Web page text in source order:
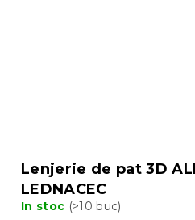
Lenjerie de pat 3D
LEDNACEC
In stoc (>10 buc)